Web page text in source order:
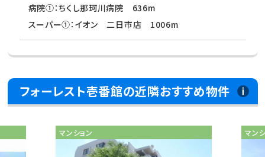
病院①：ちくし那珂川病院 636m
スーパー①：イオン 二日市店 1006m
フォーレスト壱番館の近隣おすすめ物件
マンション マン